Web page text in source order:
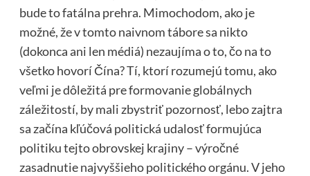
bude to fatálna prehra. Mimochodom, ako je
možné, že v tomto naivnom tábore sa nikto
(dokonca ani len médiá) nezaujíma o to, čo na to
všetko hovorí Čína? Tí, ktorí rozumejú tomu, ako
veľmi je dôležitá pre formovanie globálnych
záležitostí, by mali zbystriť pozornosť, lebo zajtra
sa začína kľúčová politická udalosť formujúca
politiku tejto obrovskej krajiny – výročné
zasadnutie najvyššieho politického orgánu. V jeho